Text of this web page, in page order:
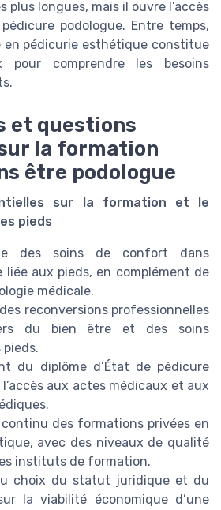
plus longues, mais il ouvre l’accès
podologue. Entre temps,
en pédicurie esthétique constitue
pour comprendre les besoins
et questions
la formation
être podologue
sur la formation et le
pieds
des soins de confort dans
liée aux pieds, en complément de
médicale.
reconversions professionnelles
du bien être et des soins
du diplôme d’État de pédicure
aux actes médicaux et aux
des formations privées en
avec des niveaux de qualité
instituts de formation.
choix du statut juridique et du
la viabilité économique d’une